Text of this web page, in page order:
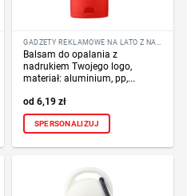
GADŻETY REKLAMOWE NA LATO Z NADRUKIEM LOGO
Balsam do opalania z
nadrukiem Twojego logo,
materiał: aluminium, pp,...
6,19zł
SPERSONALIZUJ